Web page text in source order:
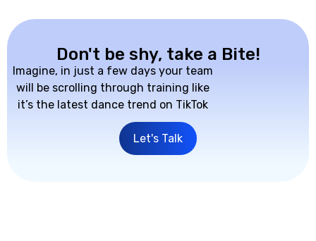
Don't be shy, take a Bite!
Imagine, in just a few days your team
will be scrolling through training like
it’s the latest dance trend on TikTok
Let's Talk